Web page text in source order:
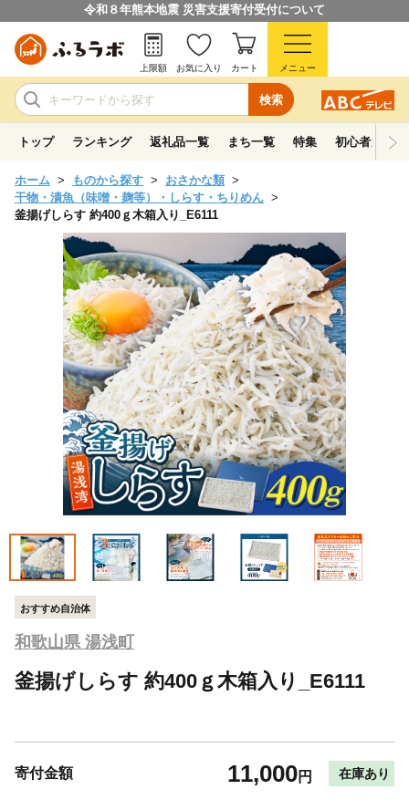
令和８年熊本地震 災害支援寄付受付について
検索
上限額 お気に入り カート メニュー
トップ ランキング 返礼品一覧 まち一覧 特集 初心者ガイド
ホーム ものから探す
おさかな類
干物・漬魚（味噌・麹等）・しらす・ちりめん
釜揚げしらす 約400ｇ木箱入り_E6111
おすすめ自治体
和歌山県 湯浅町
釜揚げしらす 約400ｇ木箱入り_E6111
寄付金額 11,000円 在庫あり